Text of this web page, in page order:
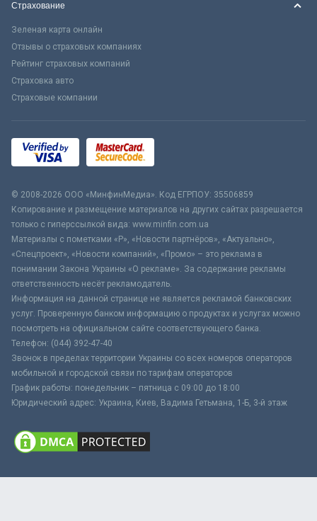
Страхование
Зеленая карта онлайн
Отзывы о страховых компаниях
Рейтинг страховых компаний
Страховка авто
Страховые компании
© 2008-2026 ООО «МинфинМедиа». Код ЕГРПОУ: 35506859
Копирование и размещение материалов на других сайтах разрешается
только с гиперссылкой вида: www.minfin.com.ua
Материалы с пометками «Р», «Новости партнёров», «Актуально»,
«Спецпроект», «Новости компаний», «Промо» – это реклама в
понимании Закона Украины «О рекламе». За содержание рекламы
ответственность несёт рекламодатель.
Информация на данной странице не является рекламой банковских
услуг. Проверенную банком информацию о продуктах и услугах можно
посмотреть на официальном сайте соответствующего банка.
Телефон: (044) 392-47-40
Звонок в пределах территории Украины со всех номеров операторов
мобильной и городской связи по тарифам операторов
График работы: понедельник – пятница с 09:00 до 18:00
Юридический адрес: Украина, Киев, Вадима Гетьмана, 1-Б, 3-й этаж